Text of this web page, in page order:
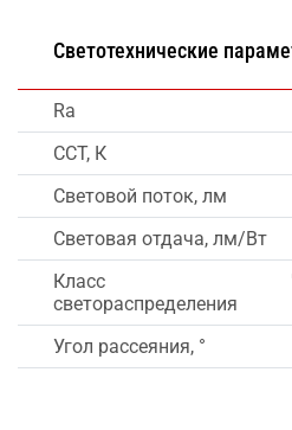
Светотехнические
Ra
CCT, К
Световой поток, лм
Световая отдача, лм/Вт
Класс
светораспределения
Угол рассеяния, °